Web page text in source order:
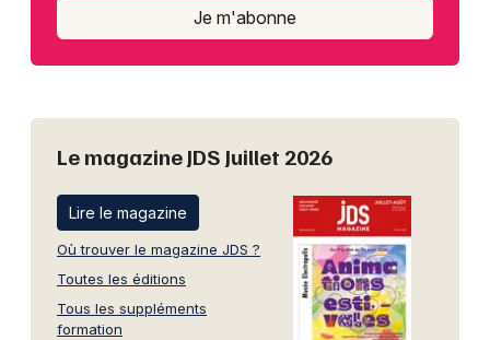
Je m'abonne
Le magazine JDS Juillet 2026
Lire le magazine
Où trouver le magazine JDS ?
Toutes les éditions
Tous les suppléments
formation